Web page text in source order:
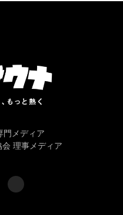
門メディア
理事メディア